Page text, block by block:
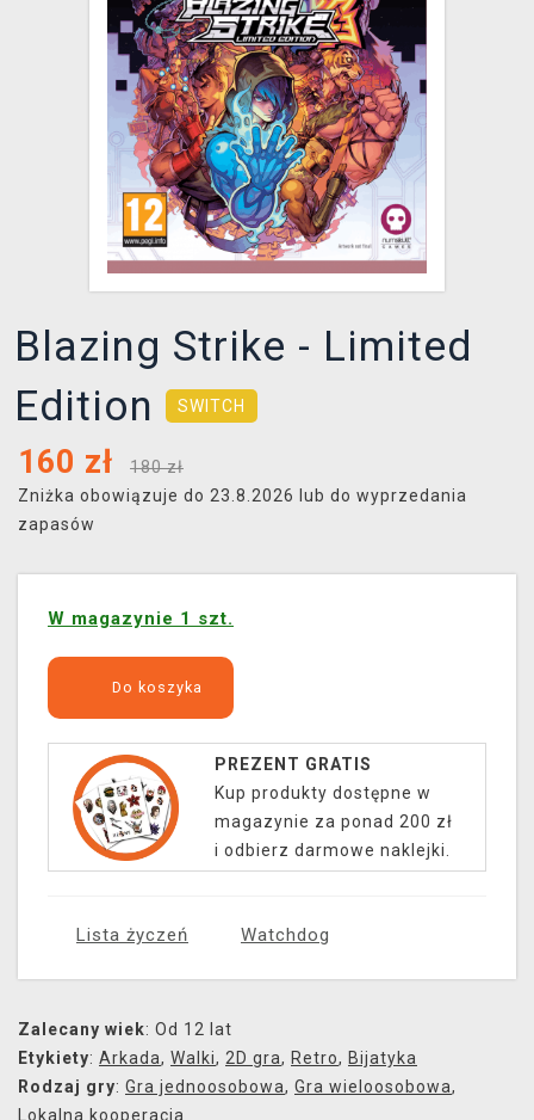
XZONE KLUB
Blazing Strike - Limited
Edition
SWITCH
160 zł
180 zł
Zniżka obowiązuje do 23.8.2026 lub do wyprzedania
zapasów
W magazynie 1 szt.
Do koszyka
PREZENT GRATIS
Kup produkty dostępne w
magazynie za ponad 200 zł
i odbierz darmowe naklejki.
Lista życzeń Watchdog
Zalecany wiek: Od 12 lat
Etykiety: Arkada, Walki, 2D gra, Retro, Bijatyka
Rodzaj gry: Gra jednoosobowa, Gra wieloosobowa,
Lokalna kooperacja